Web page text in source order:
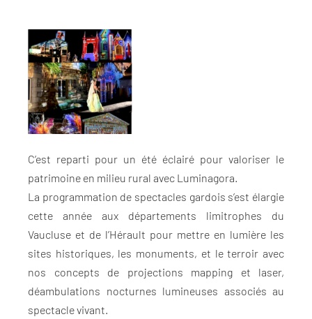
C’est reparti pour un été éclairé pour valoriser le
patrimoine en milieu rural avec Luminagora.
La programmation de spectacles gardois s’est élargie
cette année aux départements limitrophes du
Vaucluse et de l’Hérault pour mettre en lumière les
sites historiques, les monuments, et le terroir avec
nos concepts de projections mapping et laser,
déambulations nocturnes lumineuses associés au
spectacle vivant.